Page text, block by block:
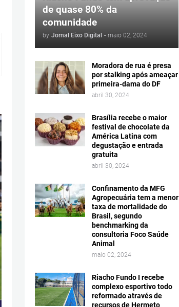
de quase 80% da
comunidade
by Jornal Eixo Digital - maio 02, 2024
Moradora de rua é presa
por stalking após ameaçar
primeira-dama do DF
abril 30, 2024
Brasília recebe o maior
festival de chocolate da
América Latina com
degustação e entrada
gratuita
abril 30, 2024
Confinamento da MFG
Agropecuária tem a menor
taxa de mortalidade do
Brasil, segundo
benchmarking da
consultoria Foco Saúde
Animal
maio 02, 2024
Riacho Fundo I recebe
complexo esportivo todo
reformado através de
recursos de Hermeto